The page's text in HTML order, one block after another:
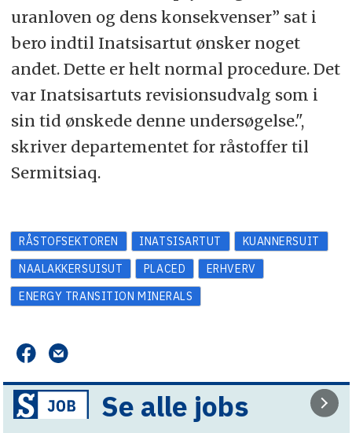
uranloven og dens konsekvenser” sat i
bero indtil Inatsisartut ønsker noget
andet. Dette er helt normal procedure. Det
var Inatsisartuts revisionsudvalg som i
sin tid ønskede denne undersøgelse.",
skriver departementet for råstoffer til
Sermitsiaq.
RÅSTOFSEKTOREN INATSISARTUT
KUANNERSUIT
NAALAKKERSUISUT
PLACED
ERHVERV
ENERGY TRANSITION MINERALS
Se alle jobs